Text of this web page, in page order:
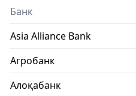
Банк
Asia Alliance Bank
Агробанк
Алоқабанк